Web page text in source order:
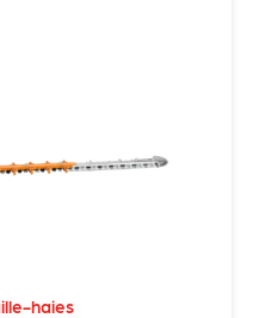
haies